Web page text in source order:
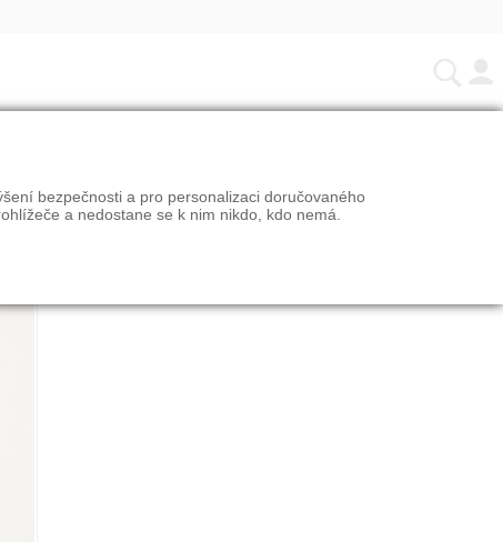
bezpečnosti a pro personalizaci doručovaného
a nedostane se k nim nikdo, kdo nemá.